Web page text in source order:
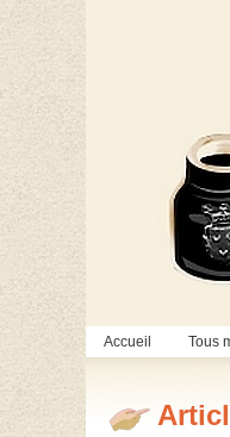
Accueil Tous